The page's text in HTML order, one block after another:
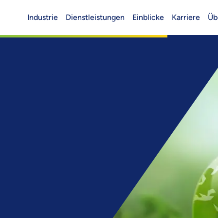
Header (Main)
Industrie Dienstleistungen Einblicke Karriere